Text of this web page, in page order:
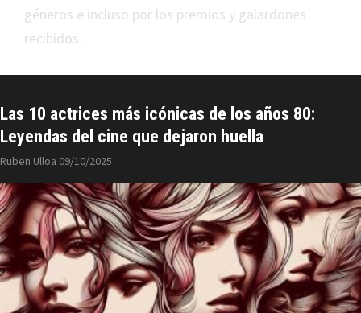
géneros e incluso por los premios y galardones
recibidos.
Las 10 actrices más icónicas de los años 80:
Leyendas del cine que dejaron huella
Ruben Ulloa 09/10/2025